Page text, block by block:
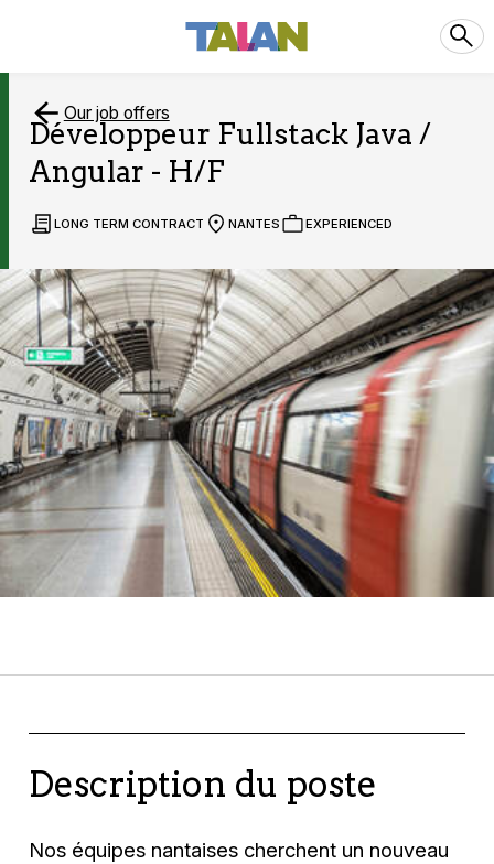
Our job offers
Développeur Fullstack Java /
Angular - H/F
LONG TERM CONTRACT NANTES EXPERIENCED
Description du poste
Nos équipes nantaises cherchent un nouveau